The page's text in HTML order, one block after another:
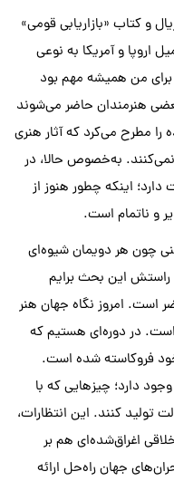
و کتاب «بازاریابی قومی»
اروپا و آمریکا به نوعی
من همیشه مهم بود
هنرمندان حاضر می‌شوند
را مطرح می‌کرد که آثار هنری
نمی‌کنند. به‌خصوص حالا، در
اینکه چطور هنوز از
و ناتمام است.
چون هر دویمان شیوه‌ای
راستش این بحث برایم
است. امروز نگاه جهان هنر
است. در دوره‌ای هستیم که
فروکاسته شده است.
دارد؛ چیزهایی که با
کنند. این انتظارات،
اغراق‌شده‌ای هم بر
جهان راه‌حل ارائه